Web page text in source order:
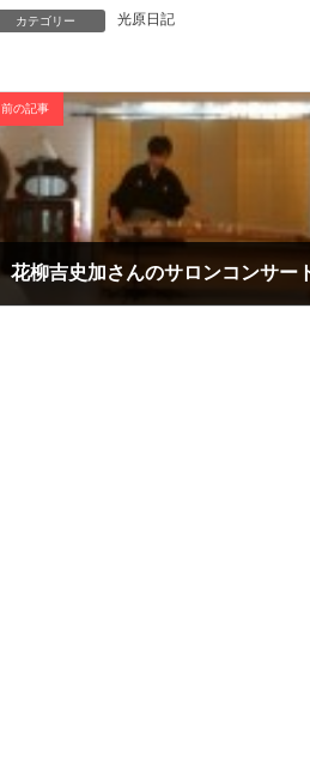
カテゴリー 光原日記
前の記事
花柳吉史加さんのサロンコンサー